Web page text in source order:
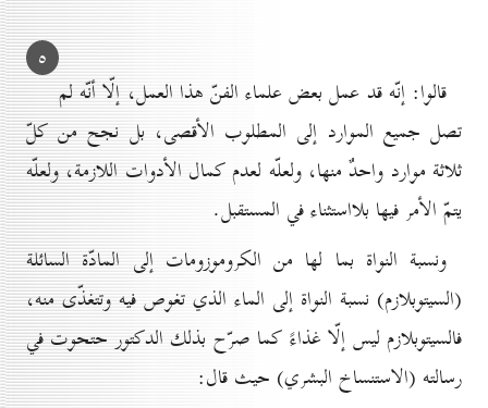
٥
قالوا: إنّه قد عمل بعض علماء الفنّ هذا العمل، إلّا أنّه لم
تصل جميع الموارد إلى المطلوب الأقصى، بل نجح من كلّ
ثلاثة موارد واحدٌ منها، ولعلّه لعدم كمال الأدوات اللازمة، ولعلّه
يتمّ الأمر فيها بلااستثناء في المستقبل.
ونسبة النواة بما لها من الكروموزومات إلى المادّة السائلة
(السيتوبلازم) نسبة النواة إلى الماء الذي تغوص فيه وتتغذّى منه،
فالسيتوبلازم ليس إلّا غذاءً كما صرّح بذلك الدكتور حتحوت في
رسالته (الاستنساخ البشري) حيث قال: